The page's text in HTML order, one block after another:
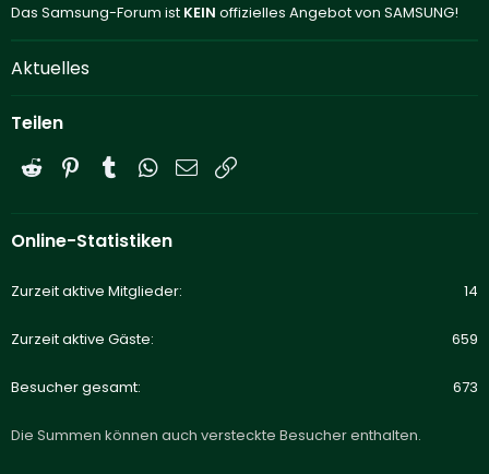
Das Samsung-Forum ist KEIN offizielles Angebot von SAMSUNG!
Aktuelles
Teilen
Reddit PinterestTumblrWhatsApp
E-Mail
Online-Statistiken
Zurzeit aktive Mitglieder 14
Zurzeit aktive Gäste 659
Besucher gesamt 673
Die Summen können auch versteckte Besucher enthalten.